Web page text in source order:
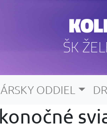
ŠK
ODDIEL